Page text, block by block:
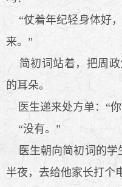
“仗着年纪轻身体好
来。”
简初词站着，把周政
的耳朵。
医生递来处方单：“你
“没有。”
医生朝向简初词的学
半夜，去给他家长打个